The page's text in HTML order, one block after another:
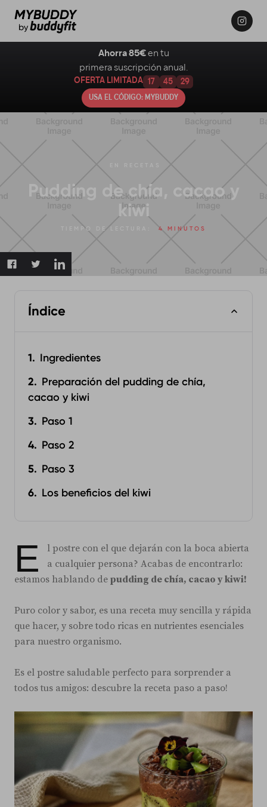
Pudding de chía, cacao y
kiwi
TIEMPO DE LECTURA: 4 MINUTOS
Índice
Ingredientes
Preparación del pudding de chía,
cacao y kiwi
Paso 1
Paso 2
Paso 3
Los beneficios del kiwi
E
l postre con el que dejarán con la boca abierta
a cualquier persona? Acabas de encontrarlo:
estamos hablando de pudding de chía, cacao y kiwi!
Puro color y sabor, es una receta muy sencilla y rápida
que hacer, y sobre todo ricas en nutrientes esenciales
para nuestro organismo.
Es el postre saludable perfecto para sorprender a
todos tus amigos: descubre la receta paso a paso!
Ahorra 85€ en tu
primera suscripción anual.
OFERTA LIMITADA 17 45 28
USA EL CÓDIGO: MYBUDDY